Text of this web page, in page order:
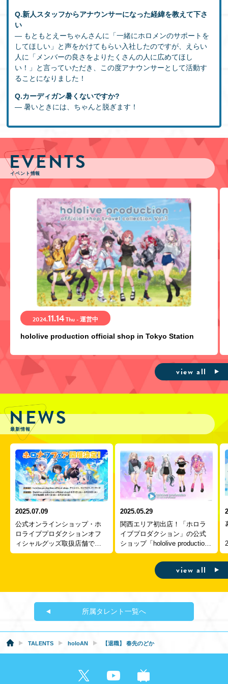
Q.新人スタッフからアナウンサーになった経緯を教えて下さ
い
― もともとえーちゃんさんに「一緒にホロメンのサポートを
してほしい」と声をかけてもらい入社したのですが、えらい
人に「メンバーの良さをよりたくさんの人に広めてほし
い！」と言っていただき、この度アナウンサーとして活動す
ることになりました！
Q.カーディガン暑くないですか?
― 暑いときには、ちゃんと脱ぎます！
EVENTS
イベント情報
2024.11.14Thu - 運営中
hololive production official shop in Tokyo Station
view all
NEWS
最新情報
2025.07.09
公式オンラインショップ・ホ
ロライブプロダクションオフ
ィシャルグッズ取扱店舗での
ホロナツフェア開催決定！
2025.05.29
関西エリア初出店！「ホロラ
イブプロダクション」の公式
ショップ「hololive production
official shop in Osaka
view all
所属タレント一覧へ
TALENTS holoAN 【退職】 春先のどか